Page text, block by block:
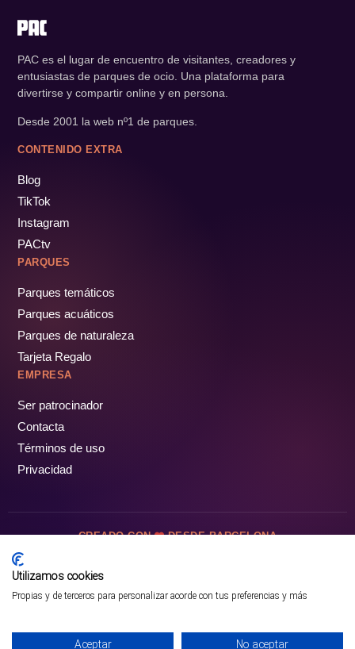
PAC es el lugar de encuentro de visitantes, creadores y
entusiastas de parques de ocio. Una plataforma para
divertirse y compartir online y en persona.
Desde 2001 la web nº1 de parques.
CONTENIDO EXTRA
Blog
TikTok
Instagram
PACtv
PARQUES
Parques temáticos
Parques acuáticos
Parques de naturaleza
Tarjeta Regalo
EMPRESA
Ser patrocinador
Contacta
Términos de uso
Privacidad
CREADO CON DESDE BARCELONA
Utilizamos cookies
Propias y de terceros para personalizar acorde con tus preferencias y más
Aceptar No aceptar